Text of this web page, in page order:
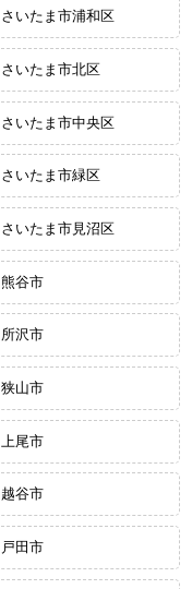
さいたま市浦和区
さいたま市北区
さいたま市中央区
さいたま市緑区
さいたま市見沼区
熊谷市
所沢市
狭山市
上尾市
越谷市
戸田市